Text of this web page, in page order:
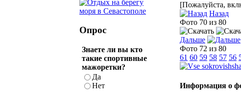
[Пожалуйста,
Назад
Фото 70 из 80
Дальше
Фото 72 из 80
61 60 59 58 57 56
Информация о
Опрос
Знаете ли вы кто
такие спортивные
мажоретки?
Да
Нет